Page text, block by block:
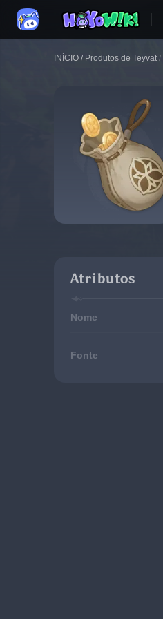
INÍCIO / Produtos de Teyvat /
Atributos
Nome
Fonte